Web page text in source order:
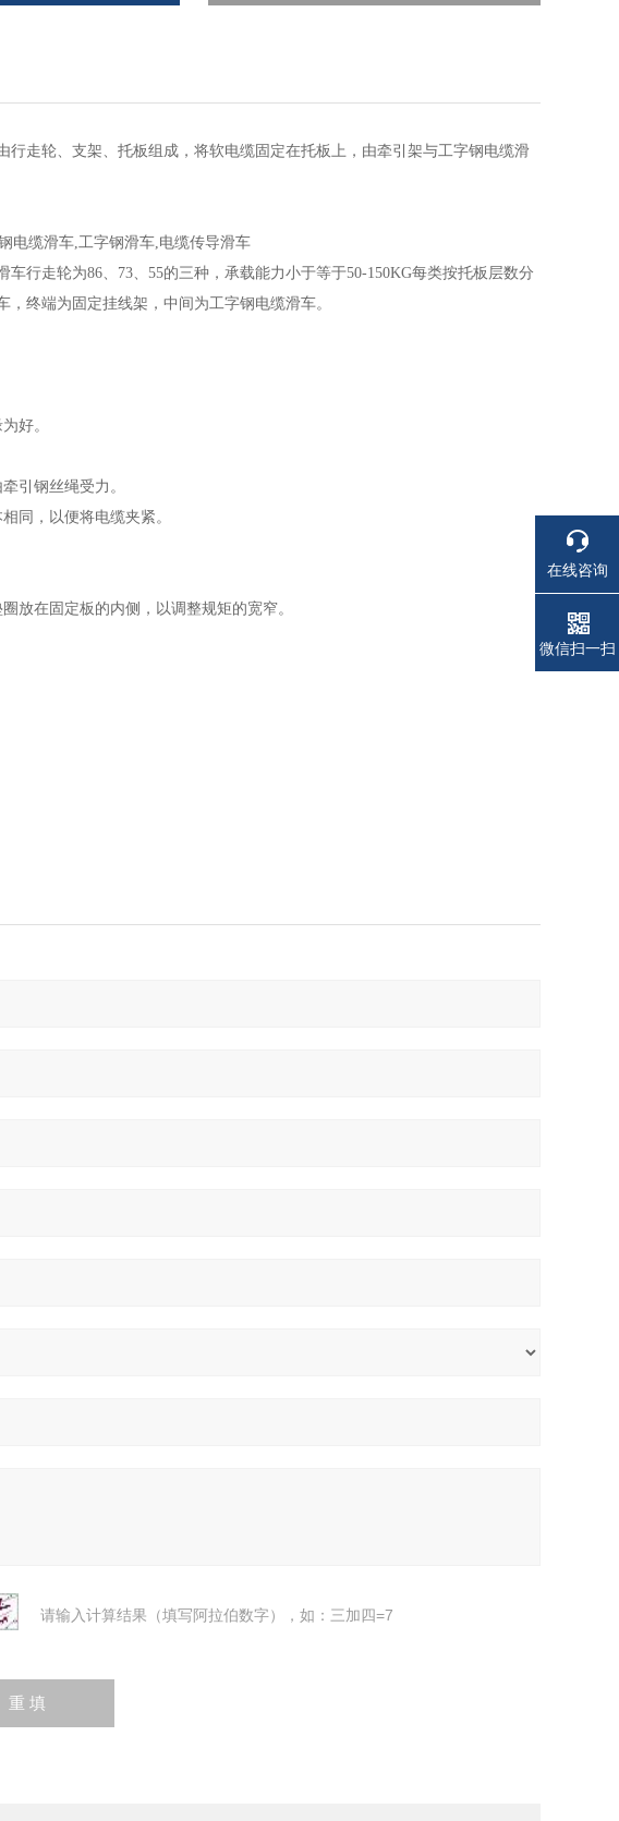
走轮、支架、托板组成，将软电缆固定在托板上，由牵引架与工字钢电缆滑
电缆滑车,工字钢滑车,电缆传导滑车
行走轮为86、73、55的三种，承载能力小于等于50-150KG每类按托板层数分
终端为固定挂线架，中间为工字钢电缆滑车。
好。
引钢丝绳受力。
同，以便将电缆夹紧。
放在固定板的内侧，以调整规矩的宽窄。
请输入计算结果（填写阿拉伯数字），如：三加四=7
在线咨询
电话
电话
微信扫一扫